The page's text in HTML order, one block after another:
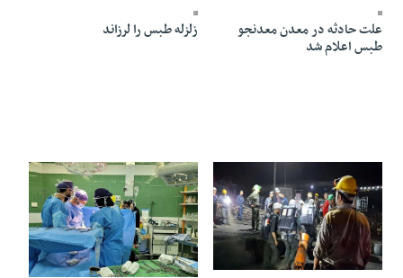
علت حادثه در معدن معدنجو
طبس اعلام شد
زلزله طبس را لرزاند
11 Mehr 1403 - 19:57
11 Mehr 1403 - 19:42